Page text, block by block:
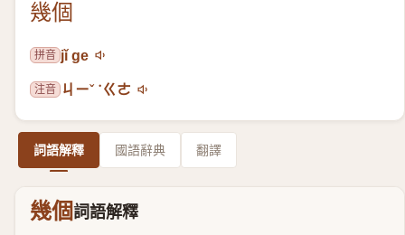
幾個
拼音 jǐ ge
注音 ㄐㄧˇ ˙ㄍㄜ
詞語解釋 國語辭典 翻譯
幾個詞語解釋